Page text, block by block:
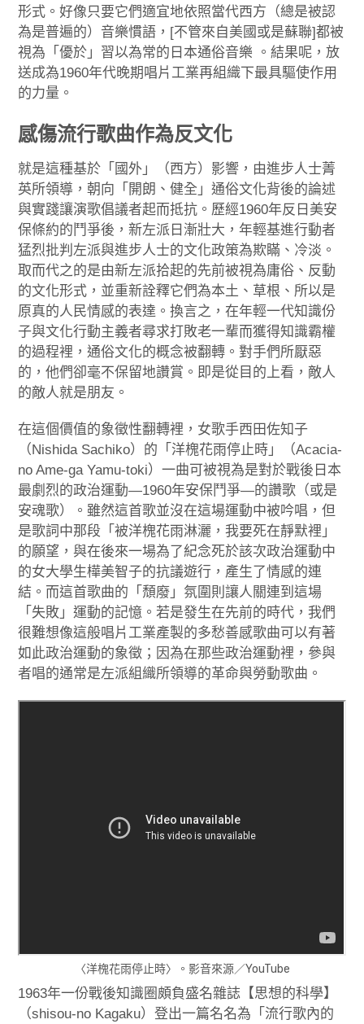
形式。好像只要它們適宜地依照當代西方（總是被認
為是普遍的）音樂慣語，[不管來自美國或是蘇聯]都被
視為「優於」習以為常的日本通俗音樂 。結果呢，放
送成為1960年代晚期唱片工業再組織下最具驅使作用
的力量。
感傷流行歌曲作為反文化
就是這種基於「國外」（西方）影響，由進步人士菁
英所領導，朝向「開朗、健全」通俗文化背後的論述
與實踐讓演歌倡議者起而抵抗。歷經1960年反日美安
保條約的鬥爭後，新左派日漸壯大，年輕基進行動者
猛烈批判左派與進步人士的文化政策為欺瞞、冷淡。
取而代之的是由新左派拾起的先前被視為庸俗、反動
的文化形式，並重新詮釋它們為本土、草根、所以是
原真的人民情感的表達。換言之，在年輕一代知識份
子與文化行動主義者尋求打敗老一輩而獲得知識霸權
的過程裡，通俗文化的概念被翻轉。對手們所厭惡
的，他們卻毫不保留地讚賞。即是從目的上看，敵人
的敵人就是朋友。
在這個價值的象徵性翻轉裡，女歌手西田佐知子
（Nishida Sachiko）的「洋槐花雨停止時」（Acacia-
no Ame-ga Yamu-toki）一曲可被視為是對於戰後日本
最劇烈的政治運動—1960年安保鬥爭—的讚歌（或是
安魂歌）。雖然這首歌並沒在這場運動中被吟唱，但
是歌詞中那段「被洋槐花雨淋灑，我要死在靜默裡」
的願望，與在後來一場為了紀念死於該次政治運動中
的女大學生樺美智子的抗議遊行，產生了情感的連
結。而這首歌曲的「頹廢」氛圍則讓人關連到這場
「失敗」運動的記憶。若是發生在先前的時代，我們
很難想像這般唱片工業產製的多愁善感歌曲可以有著
如此政治運動的象徵；因為在那些政治運動裡，參與
者唱的通常是左派組織所領導的革命與勞動歌曲。
〈洋槐花雨停止時〉。影音來源／YouTube
1963年一份戰後知識圈頗負盛名雜誌【思想的科學】
（shisou-no Kagaku）登出一篇名名為「流行歌內的